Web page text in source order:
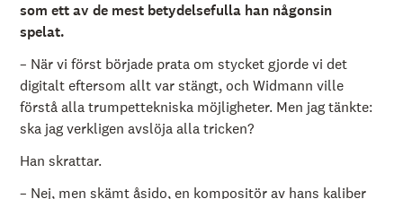
som ett av de mest betydelsefulla han någonsin
spelat.
– När vi först började prata om stycket gjorde vi det
digitalt eftersom allt var stängt, och Widmann ville
förstå alla trumpettekniska möjligheter. Men jag tänkte:
ska jag verkligen avslöja alla tricken?
Han skrattar.
– Nej, men skämt åsido, en kompositör av hans kaliber